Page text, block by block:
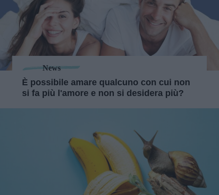
News
È possibile amare qualcuno con cui non
si fa più l'amore e non si desidera più?